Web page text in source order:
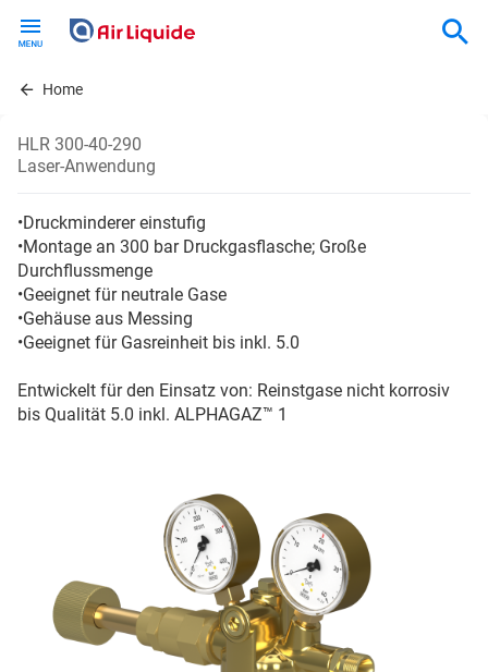
contentHome
HLR 300-40-290
Laser-Anwendung
•Druckminderer einstufig
•Montage an 300 bar Druckgasflasche; Große
Durchflussmenge
•Geeignet für neutrale Gase
•Gehäuse aus Messing
•Geeignet für Gasreinheit bis inkl. 5.0
Entwickelt für den Einsatz von: Reinstgase nicht korrosiv
bis Qualität 5.0 inkl. ALPHAGAZ™ 1